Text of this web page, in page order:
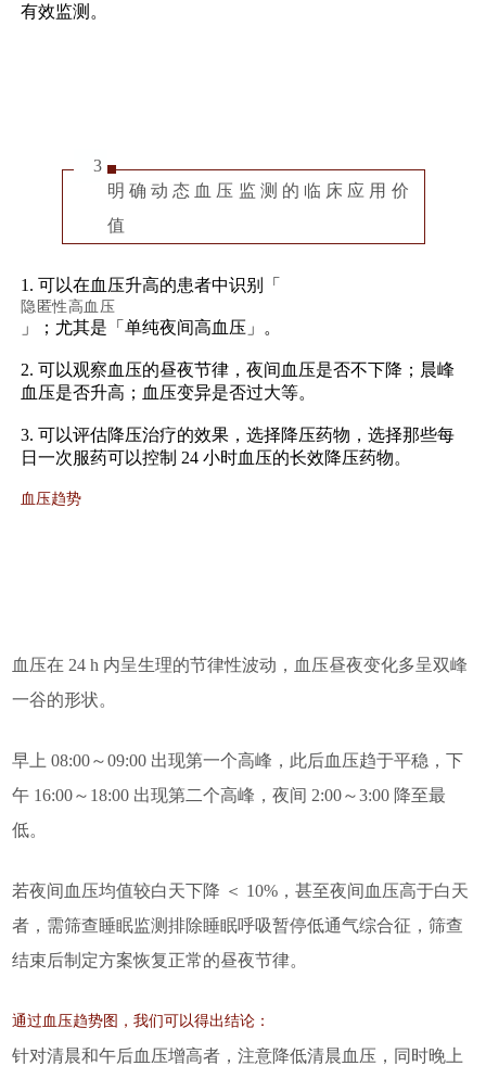
有效监测。
3
明确动态血压监测的临床应用价
值
1. 可以在血压升高的患者中识别「
隐匿性高血压
」；尤其是「单纯夜间高血压」。
2. 可以观察血压的昼夜节律，夜间血压是否不下降；晨峰
血压是否升高；血压变异是否过大等。
3. 可以评估降压治疗的效果，选择降压药物，选择那些每
日一次服药可以控制 24 小时血压的长效降压药物。
血压趋势
血压在 24 h 内呈生理的节律性波动，血压昼夜变化多呈双峰
一谷的形状。
早上 08:00～09:00 出现第一个高峰，此后血压趋于平稳，下
午 16:00～18:00 出现第二个高峰，夜间 2:00～3:00 降至最
低。
若夜间血压均值较白天下降 ＜ 10%，甚至夜间血压高于白天
者，需筛查睡眠监测排除睡眠呼吸暂停低通气综合征，筛查
结束后制定方案恢复正常的昼夜节律。
通过血压趋势图，我们可以得出结论：
针对清晨和午后血压增高者，注意降低清晨血压，同时晚上